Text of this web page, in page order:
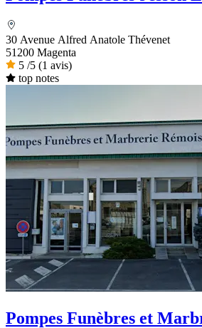
30 Avenue Alfred Anatole Thévenet
51200 Magenta
5 /5 (1 avis)
top notes
Pompes Funèbres et